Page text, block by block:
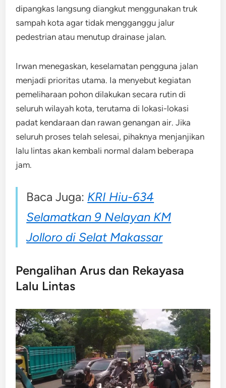
dipangkas langsung diangkut menggunakan truk
sampah kota agar tidak mengganggu jalur
pedestrian atau menutup drainase jalan.
Irwan menegaskan, keselamatan pengguna jalan
menjadi prioritas utama. Ia menyebut kegiatan
pemeliharaan pohon dilakukan secara rutin di
seluruh wilayah kota, terutama di lokasi-lokasi
padat kendaraan dan rawan genangan air. Jika
seluruh proses telah selesai, pihaknya menjanjikan
lalu lintas akan kembali normal dalam beberapa
jam.
Baca Juga: KRI Hiu-634
Selamatkan 9 Nelayan KM
Jolloro di Selat Makassar
Pengalihan Arus dan Rekayasa
Lalu Lintas